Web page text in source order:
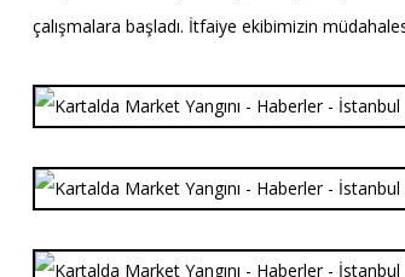
çalışmalara başladı. İtfaiye ekibimizin